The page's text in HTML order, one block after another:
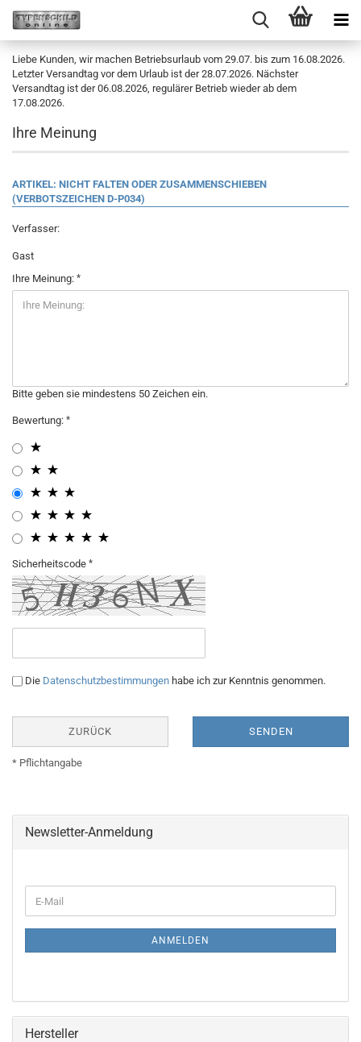
Liebe Kunden, wir machen Betriebsurlaub vom 29.07. bis zum 16.08.2026.
Letzter Versandtag vor dem Urlaub ist der 28.07.2026. Nächster
Versandtag ist der 06.08.2026, regulärer Betrieb wieder ab dem
17.08.2026.
Ihre Meinung
ARTIKEL: NICHT FALTEN ODER ZUSAMMENSCHIEBEN
(VERBOTSZEICHEN D-P034)
Verfasser:
Gast
Ihre Meinung:
Bitte geben sie mindestens 50 Zeichen ein.
Bewertung:
Sicherheitscode
Die Datenschutzbestimmungen habe ich zur Kenntnis genommen.
ZURÜCK SENDEN
* Pflichtangabe
Newsletter-Anmeldung
ZUR
E-
Mail
ANMELDEN
Hersteller